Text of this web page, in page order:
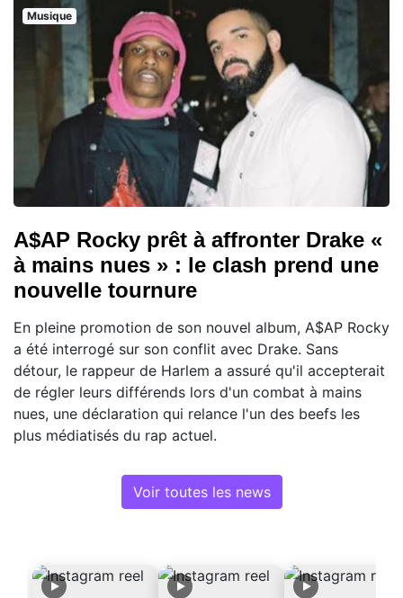
Musique
A$AP Rocky prêt à affronter Drake «
à mains nues » : le clash prend une
nouvelle tournure
En pleine promotion de son nouvel album, A$AP Rocky
a été interrogé sur son conflit avec Drake. Sans
détour, le rappeur de Harlem a assuré qu'il accepterait
de régler leurs différends lors d'un combat à mains
nues, une déclaration qui relance l'un des beefs les
plus médiatisés du rap actuel.
Voir toutes les news